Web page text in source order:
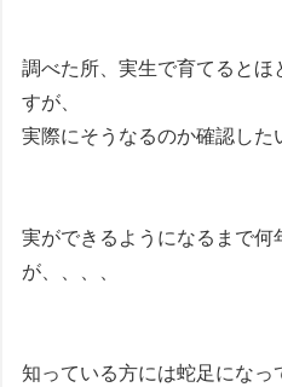
調べた所、実生で育てると
すが、
実際にそうなるのか確認した
実ができるようになるまで何
が、、、、
知っている方には蛇足になっ